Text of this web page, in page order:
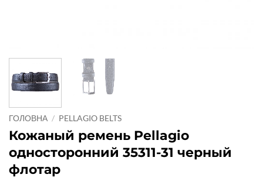
ГОЛОВНА / PELLAGIO BELTS
Кожаный ремень Pellagio
односторонний 35311-31 черный
флотар